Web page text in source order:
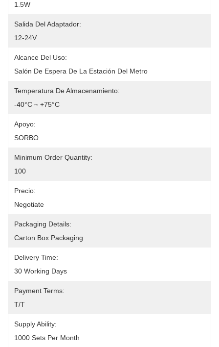
1.5W
Salida Del Adaptador:
12-24V
Alcance Del Uso:
Salón De Espera De La Estación Del Metro
Temperatura De Almacenamiento:
-40°C ~ +75°C
Apoyo:
SORBO
Minimum Order Quantity:
100
Precio:
Negotiate
Packaging Details:
Carton Box Packaging
Delivery Time:
30 Working Days
Payment Terms:
T/T
Supply Ability:
1000 Sets Per Month